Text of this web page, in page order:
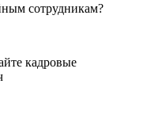
сотрудникам?
кадровые